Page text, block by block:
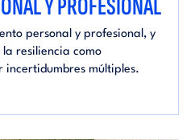
Y PROFESIONAL
personal y profesional, y
resiliencia como
incertidumbres múltiples.